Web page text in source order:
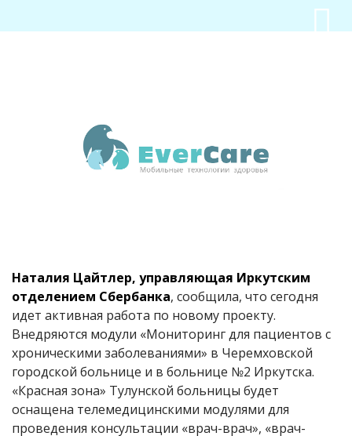
Наталия Цайтлер, управляющая Иркутским
отделением Сбербанка, сообщила, что сегодня
идет активная работа по новому проекту.
Внедряются модули «Мониторинг для пациентов с
хроническими заболеваниями» в Черемховской
городской больнице и в больнице №2 Иркутска.
«Красная зона» Тулунской больницы будет
оснащена телемедицинскими модулями для
проведения консультации «врач-врач», «врач-